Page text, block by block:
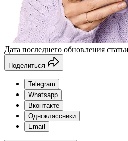
Дата последнего обновления
Поделиться
Telegram
Whatsapp
Вконтакте
Одноклассники
Email